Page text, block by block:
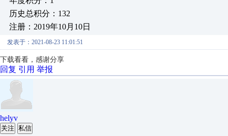
历史总积分：132
注册：2019年10月10日
发表于：2021-08-23 11:01:51
下载看看，感谢分享
回复 引用 举报
helyv
关注 私信